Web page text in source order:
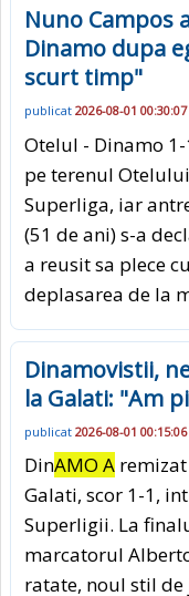
Nuno
Dinamo dupa
scurt timp"
publicat 2026-08-01 00:30:07
Otelul - Dinamo
pe terenul
Superliga, iar
(51 de ani) s-a
a reusit sa plece
deplasarea de la
Dinamovistii,
la Galati: "Am
publicat 2026-08-01 00:15:06
DinAMO A
Galati, scor 1-1,
Superligii. La
marcatorul
ratate, noul stil